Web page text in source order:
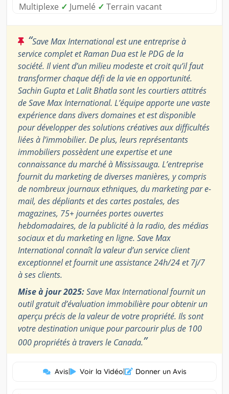
Multiplexe ✓ Jumelé ✓ Terrain vacant
“Save Max International est une entreprise à
service complet et Raman Dua est le PDG de la
société. Il vient d’un milieu modeste et croit qu’il faut
transformer chaque défi de la vie en opportunité.
Sachin Gupta et Lalit Bhatla sont les courtiers attitrés
de Save Max International. L’équipe apporte une vaste
expérience dans divers domaines et est disponible
pour développer des solutions créatives aux difficultés
liées à l’immobilier. De plus, leurs représentants
immobiliers possèdent une expertise et une
connaissance du marché à Mississauga. L’entreprise
fournit du marketing de diverses manières, y compris
de nombreux journaux ethniques, du marketing par e-
mail, des dépliants et des cartes postales, des
magazines, 75+ journées portes ouvertes
hebdomadaires, de la publicité à la radio, des médias
sociaux et du marketing en ligne. Save Max
International connaît la valeur d’un service client
exceptionnel et fournit une assistance 24h/24 et 7j/7
à ses clients.
Mise à jour 2025:Save Max International fournit un
outil gratuit d’évaluation immobilière pour obtenir un
aperçu précis de la valeur de votre propriété. Ils sont
votre destination unique pour parcourir plus de 100
000 propriétés à travers le Canada.”
Avis| Voir la Vidéo| Donner un Avis